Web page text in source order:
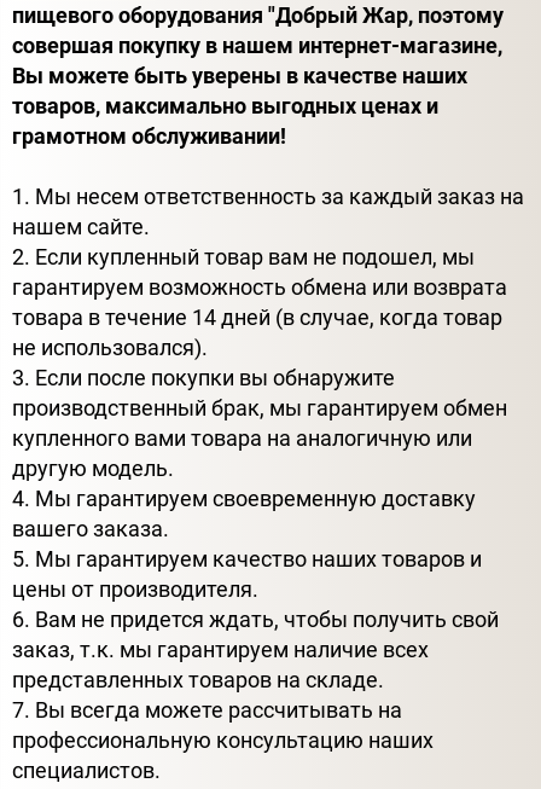
пищевого оборудования "Добрый Жар, поэтому
совершая покупку в нашем интернет-магазине,
Вы можете быть уверены в качестве наших
товаров, максимально выгодных ценах и
грамотном обслуживании!
1. Мы несем ответственность за каждый заказ на
нашем сайте.
2. Если купленный товар вам не подошел, мы
гарантируем возможность обмена или возврата
товара в течение 14 дней (в случае, когда товар
не использовался).
3. Если после покупки вы обнаружите
производственный брак, мы гарантируем обмен
купленного вами товара на аналогичную или
другую модель.
4. Мы гарантируем своевременную доставку
вашего заказа.
5. Мы гарантируем качество наших товаров и
цены от производителя.
6. Вам не придется ждать, чтобы получить свой
заказ, т.к. мы гарантируем наличие всех
представленных товаров на складе.
7. Вы всегда можете рассчитывать на
профессиональную консультацию наших
специалистов.